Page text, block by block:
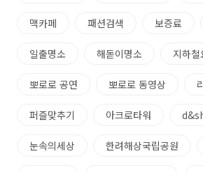
맥카페 패션검색 보증료
일출명소 해돋이명소 지하철
뽀로로 공연 뽀로로 동영상
퍼즐맞추기 아크로타워
눈속의세상 한려해상국립공원